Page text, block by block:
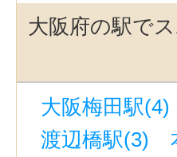
大阪市城東区
大阪市中央区
堺市北区(2)
東大阪市(1)
大阪府の駅で
大阪梅田駅(4)
渡辺橋駅(3)